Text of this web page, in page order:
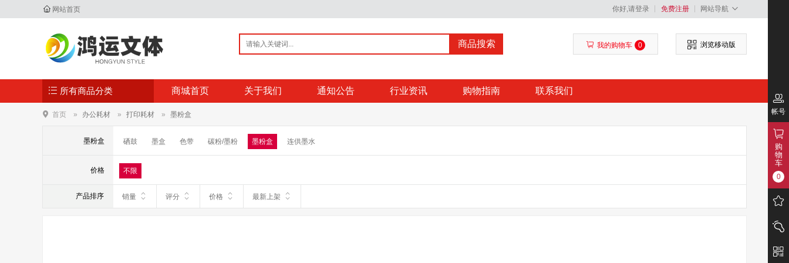
网站首页 你好,请登录 免费注册 网站导航
商品搜索 我的购物车 0 浏览移动版
所有商品分类 商城首页 关于我们 通知公告 行业资讯 购物指南 联系我们
首页 办公耗材 打印耗材 墨粉盒
墨粉盒 硒鼓 墨盒 色带 碳粉/墨粉 墨粉盒 连供墨水
价格 不限
产品排序 销量 评分 价格 最新上架
帐号
购
物
车
0